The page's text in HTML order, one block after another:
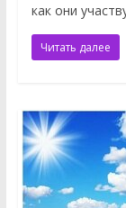
как они
Читать далее